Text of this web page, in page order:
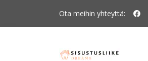
Ota meihin yhteyttä: